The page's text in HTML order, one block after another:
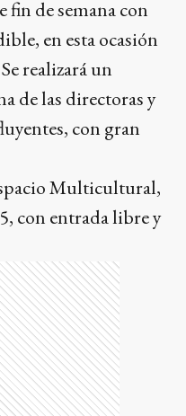
fin de semana con
en esta ocasión
realizará un
de las directoras y
con gran
Multicultural,
con entrada libre y